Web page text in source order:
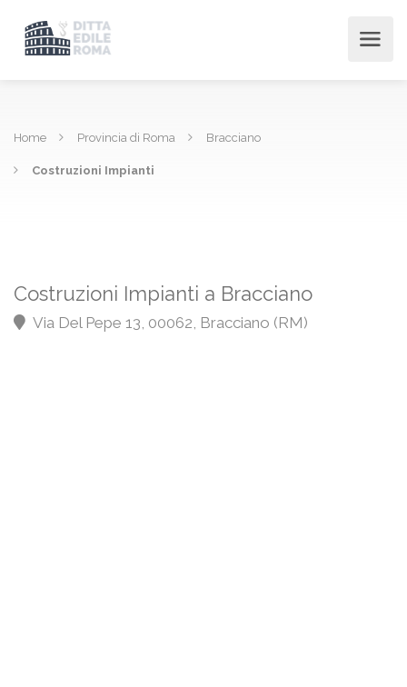
Home Provincia di Roma Bracciano
Costruzioni Impianti
Costruzioni Impianti a Bracciano
Via Del Pepe 13, 00062, Bracciano (RM)